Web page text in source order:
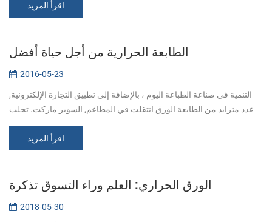
make their customers’ e...
اقرأ المزيد
الطابعة الحرارية من أجل حياة أفضل
2016-05-23
التنمية في صناعة الطباعة اليوم ، بالإضافة إلى تطبيق التجارة الإلكترونية,
عدد متزايد من الطابعة الورق انتقلت في المطاعم, السوبر ماركت. تجلب
اقرأ المزيد
الورق الحراري: العلم وراء التسوق تذكرة
2018-05-30